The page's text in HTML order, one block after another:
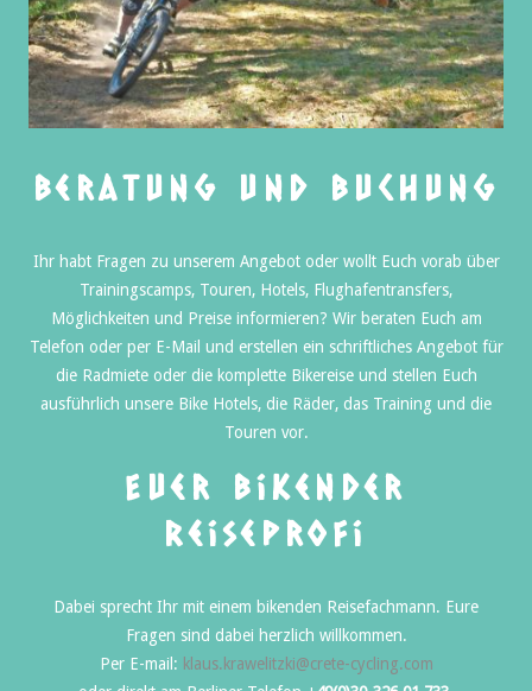
Beratung und Buchung
Ihr habt Fragen zu unserem Angebot oder wollt Euch vorab über
Trainingscamps, Touren, Hotels, Flughafentransfers,
Möglichkeiten und Preise informieren? Wir beraten Euch am
Telefon oder per E-Mail und erstellen ein schriftliches Angebot für
die Radmiete oder die komplette Bikereise und stellen Euch
ausführlich unsere Bike Hotels, die Räder, das Training und die
Touren vor.
Euer bikender
Reiseprofi
Dabei sprecht Ihr mit einem bikenden Reisefachmann. Eure
Fragen sind dabei herzlich willkommen.
Per E-mail: klaus.krawelitzki@crete-cycling.com